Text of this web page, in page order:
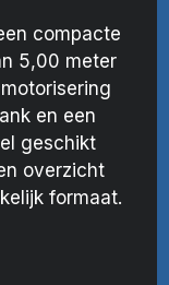
compacte
5,00 meter
en een
geschikt
overzicht
formaat.